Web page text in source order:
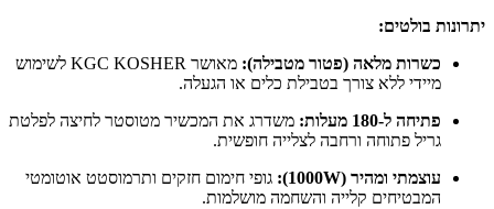
יתרונות בולטים:
כשרות מלאה (פטור מטבילה):
מאושר KGC KOSHER לשימוש
מיידי ללא צורך בטבילת כלים או הגעלה.
פתיחה ל-180 מעלות:
משדרג את המכשיר מטוסטר לחיצה לפלטת
גריל פתוחה ורחבה לצלייה חופשית.
עוצמתי ומהיר (1000W):
גופי חימום חזקים ותרמוסטט אוטומטי
המבטיחים קלייה והשחמה מושלמות.